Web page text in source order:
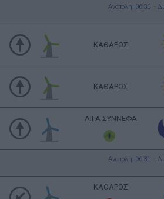
Ανατολή: 06:30 -
ΚΑΘΑΡΟΣ
ΚΑΘΑΡΟΣ
ΛΙΓΑ ΣΥΝΝΕΦΑ
Ανατολή: 06:31 -
ΚΑΘΑΡΟΣ